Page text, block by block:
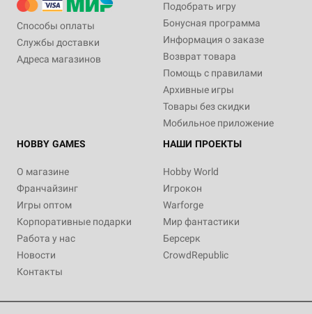
Способы оплаты
Службы доставки
Адреса магазинов
Подобрать игру
Бонусная программа
Информация о заказе
Возврат товара
Помощь с правилами
Архивные игры
Товары без скидки
Мобильное приложение
HOBBY GAMES
О магазине
Франчайзинг
Игры оптом
Корпоративные подарки
Работа у нас
Новости
Контакты
НАШИ ПРОЕКТЫ
Hobby World
Игрокон
Warforge
Мир фантастики
Берсерк
CrowdRepublic